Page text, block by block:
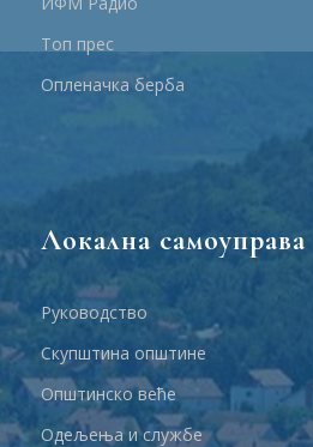
Топ прес
Опленачка берба
Локална самоуправа
Руководство
Скупштина општине
Општинско веће
Одељења и службе